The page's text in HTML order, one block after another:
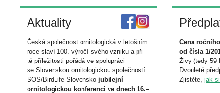
Aktuality
Česká společnost ornitologická v letošním
roce slaví 100. výročí svého vzniku a při
té příležitosti pořádá ve spolupráci
se Slovenskou ornitologickou společností
SOS/BirdLife Slovensko jubilejní
ornitologickou konferenci ve dnech 16.–
Cena
od čísla 1/
Živy (tedy 59
Dvouleté
Zjistěte, jak